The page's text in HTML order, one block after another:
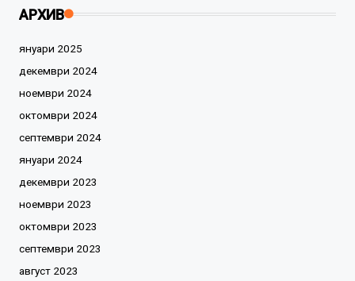
АРХИВ
януари 2025
декември 2024
ноември 2024
октомври 2024
септември 2024
януари 2024
декември 2023
ноември 2023
октомври 2023
септември 2023
август 2023